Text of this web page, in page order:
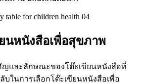
นหนังสือเพื่อสุขภาพ
ญและลักษณะของโต๊ะเขียนหนังสือที่
บในการเลือกโต๊ะเขียนหนังสือเพื่อ